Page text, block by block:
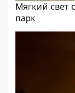
Мягкий свет
парк